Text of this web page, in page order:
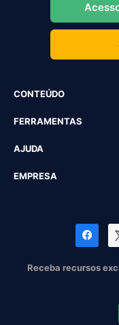
CONTEÚDO
FERRAMENTAS
AJUDA
EMPRESA
Receba recursos